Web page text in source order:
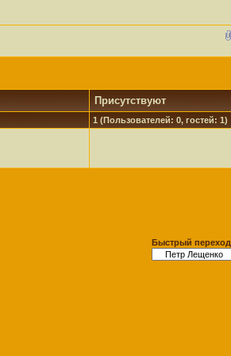
Присутствуют
1 (Пользователей: 0, гостей: 1)
Быстрый переход